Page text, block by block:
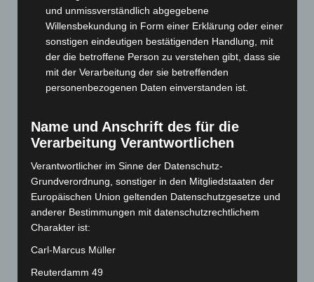
November 2024(94)
Oktober 2024(93)
September 2024
(112)
August 2024(107)
Juli 2024(89)
Mai 2024(149)
März 2024(103)
Februar 2024(103)
Januar 2024(111)
und unmissverständlich abgegebene
Willensbekundung in Form einer Erklärung oder einer
sonstigen eindeutigen bestätigenden Handlung, mit
der die betroffene Person zu verstehen gibt, dass sie
mit der Verarbeitung der sie betreffenden
personenbezogenen Daten einverstanden ist.
Name und Anschrift des für die
Verarbeitung Verantwortlichen
Verantwortlicher im Sinne der Datenschutz-
Grundverordnung, sonstiger in den Mitgliedstaaten der
Europäischen Union geltenden Datenschutzgesetze und
anderer Bestimmungen mit datenschutzrechtlichem
Charakter ist:
Carl-Marcus Müller
Reuterdamm 49